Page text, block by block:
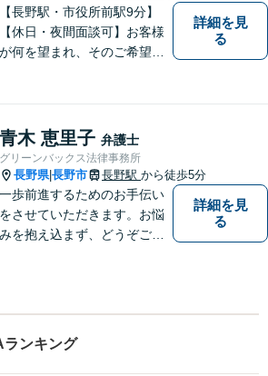
【長野駅・市役所前駅9分】
【休日・夜間面談可】お客様
が何を望まれ、そのご希望を
合っています。 できる限り負
担を軽減し、スピーディーな
解決を目指すことを信条とし
ています。
詳細を見
る
青木 恵里子 弁護士
グリーンバックス法律事務所
長野県|長野市 長野駅 から徒歩5分
一歩前進するためのお手伝い
をさせていただきます。お悩
みを抱え込まず、どうぞご相
詳細を見
る
ンキング